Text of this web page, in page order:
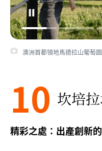
澳洲首都領地馬德拉山葡萄
10 坎培
精彩之處：出產創新